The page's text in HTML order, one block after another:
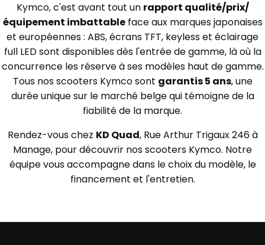
Kymco, c'est avant tout un rapport qualité/prix/
équipement imbattableface aux marques japonaises
et européennes : ABS, écrans TFT, keyless et éclairage
full LED sont disponibles dès l'entrée de gamme, là où la
concurrence les réserve à ses modèles haut de gamme.
Tous nos scooters Kymco sont garantis 5 ans, une
durée unique sur le marché belge qui témoigne de la
fiabilité de la marque.
Rendez-vous chez KD Quad, Rue Arthur Trigaux 246 à
Manage, pour découvrir nos scooters Kymco. Notre
équipe vous accompagne dans le choix du modèle, le
financement et l'entretien.